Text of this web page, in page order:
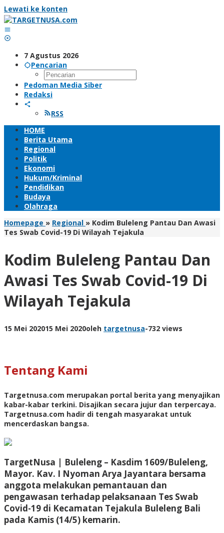
Lewati ke konten
7 Agustus 2026
Pencarian
Pedoman Media Siber
Redaksi
RSS
HOME
Berita Utama
Regional
Politik
Ekonomi
Hukum/Kriminal
Pendidikan
Budaya
Olahraga
Homepage » Regional » Kodim Buleleng Pantau Dan Awasi
Tes Swab Covid-19 Di Wilayah Tejakula
Kodim Buleleng Pantau Dan
Awasi Tes Swab Covid-19 Di
Wilayah Tejakula
15 Mei 202015 Mei 2020oleh targetnusa-732 views
Tentang Kami
Targetnusa.com merupakan portal berita yang menyajikan
kabar-kabar terkini. Disajikan secara jujur dan terpercaya.
Targetnusa.com hadir di tengah masyarakat untuk
mencerdaskan bangsa.
TargetNusa | Buleleng – Kasdim 1609/Buleleng,
Mayor. Kav. I Nyoman Arya Jayantara bersama
anggota melakukan pemantauan dan
pengawasan terhadap pelaksanaan Tes Swab
Covid-19 di Kecamatan Tejakula Buleleng Bali
pada Kamis (14/5) kemarin.